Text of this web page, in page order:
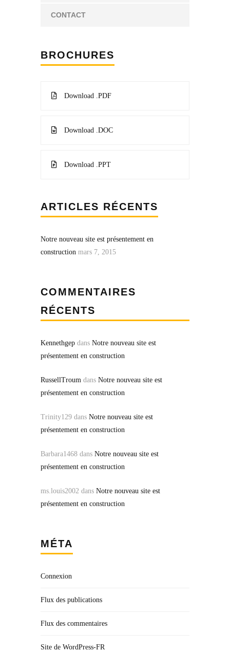
CONTACT
BROCHURES
Download .PDF
Download .DOC
Download .PPT
ARTICLES RÉCENTS
Notre nouveau site est présentement en
construction mars 7, 2015
COMMENTAIRES
RÉCENTS
Kennethgep dans Notre nouveau site est
présentement en construction
RussellTroum dans Notre nouveau site est
présentement en construction
Trinity129 dans Notre nouveau site est
présentement en construction
Barbara1468 dans Notre nouveau site est
présentement en construction
ms.louis2002 dans Notre nouveau site est
présentement en construction
MÉTA
Connexion
Flux des publications
Flux des commentaires
Site de WordPress-FR